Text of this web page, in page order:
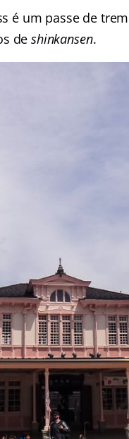
é um passe de
deshinkansen.